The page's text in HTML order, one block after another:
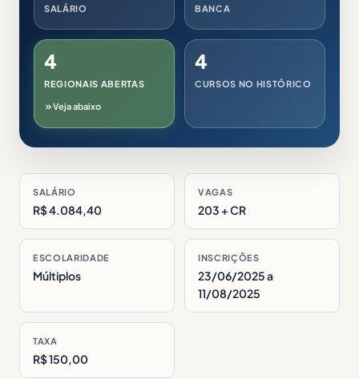
SALÁRIO BANCA
4
REGIONAIS ABERTAS
Veja abaixo
4
CURSOS NO HISTÓRICO
SALÁRIO
R$ 4.084,40
VAGAS
203 + CR
ESCOLARIDADE
Múltiplos
INSCRIÇÕES
23/06/2025 a
11/08/2025
TAXA
R$ 150,00